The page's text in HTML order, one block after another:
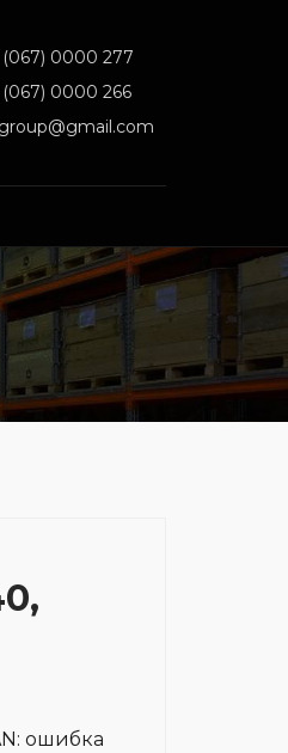
(067) 0000 277
(067) 0000 266
ошибка